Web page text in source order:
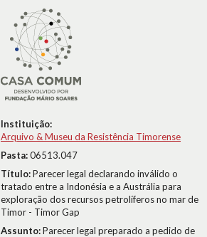
Instituição:
Arquivo & Museu da Resistência Timorense
Pasta:06513.047
Título:Parecer legal declarando inválido o
tratado entre a Indonésia e a Austrália para
exploração dos recursos petrolíferos no mar de
Timor - Timor Gap
Assunto:Parecer legal preparado a pedido de